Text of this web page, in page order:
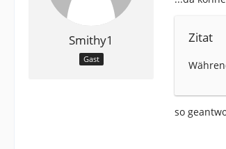
Smithy1
Gast
Zitat
so